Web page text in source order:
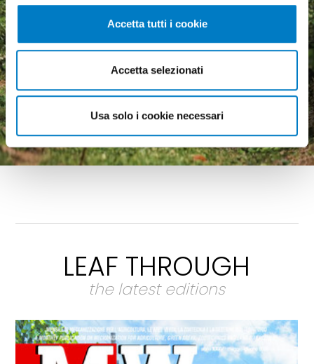
Accetta tutti i cookie
Accetta selezionati
Usa solo i cookie necessari
Agricultural machinery, a
growing market but
economic uncertainty
weighs heavily
LEAF THROUGH
the latest editions